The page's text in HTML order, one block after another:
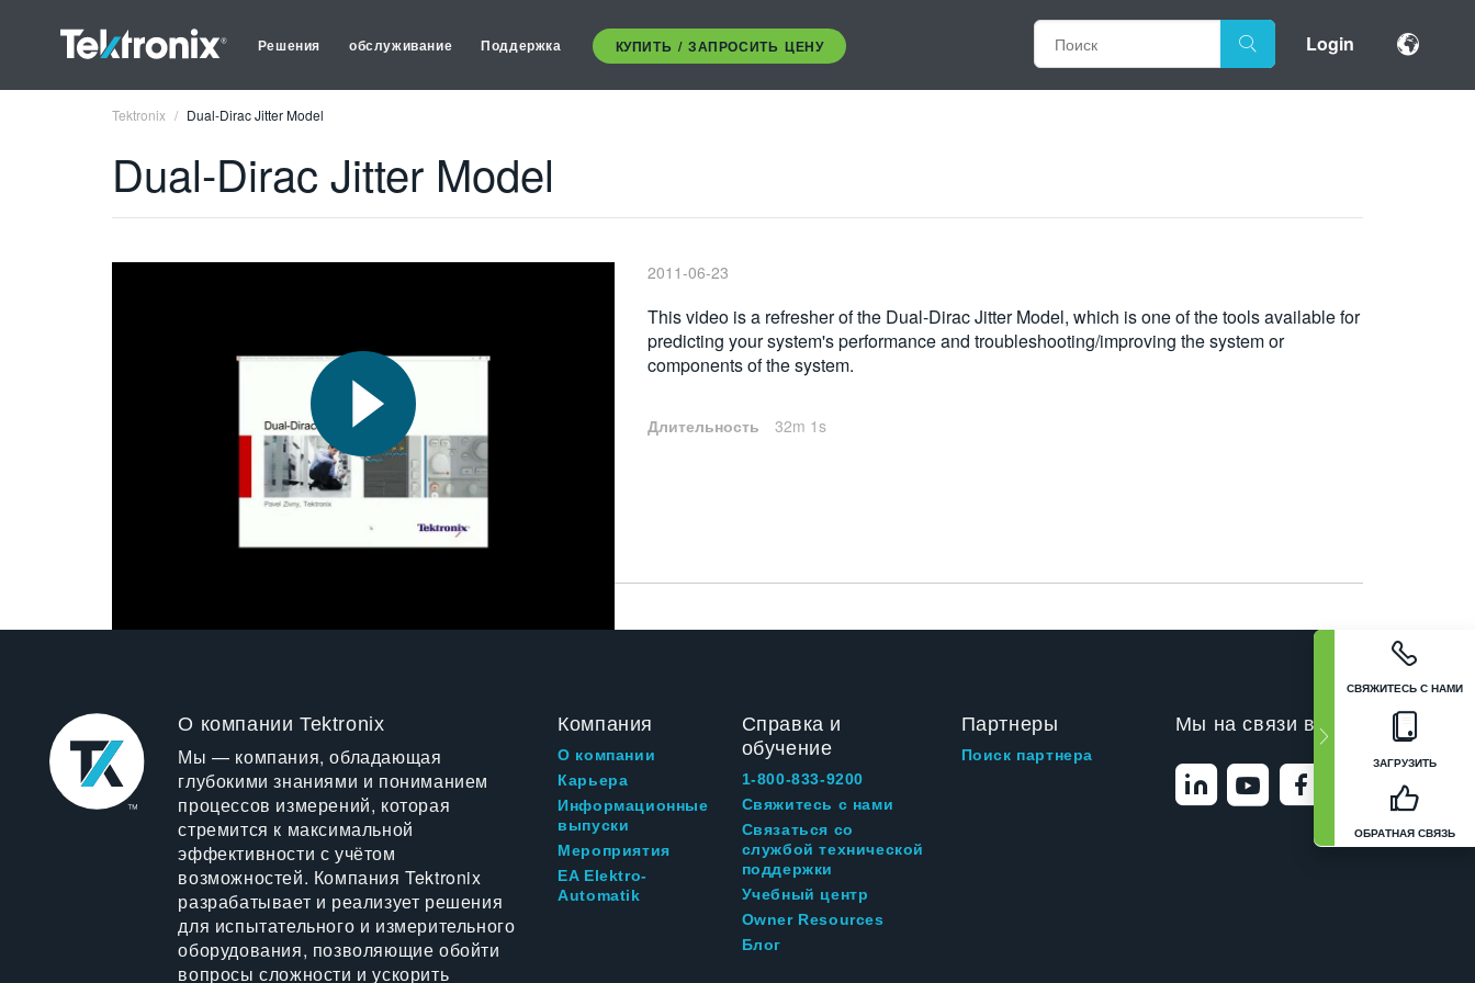
Решения обслуживание Поддержка КУПИТЬ / ЗАПРОСИТЬ ЦЕНУ Login
СВЯЖИТЕСЬ С НАМИ
ЗАГРУЗИТЬ
ОБРАТНАЯ СВЯЗЬ
Tektronix Dual-Dirac Jitter Model
Dual-Dirac Jitter Model
2011-06-23
This video is a refresher of the Dual-Dirac Jitter Model, which is one of the tools available for
predicting your system's performance and troubleshooting/improving the system or
components of the system.
Длительность 32m 1s
О компании Tektronix
Мы — компания, обладающая
глубокими знаниями и пониманием
процессов измерений, которая
стремится к максимальной
эффективности с учётом
возможностей. Компания Tektronix
разрабатывает и реализует решения
для испытательного и измерительного
оборудования, позволяющие обойти
вопросы сложности и ускорить
Компания
О компании
Карьера
Информационные
выпуски
Мероприятия
EA Elektro-
Automatik
Справка и
обучение
1-800-833-9200
Свяжитесь с нами
Связаться со
службой технической
поддержки
Учебный центр
Owner Resources
Блог
Партнеры
Поиск партнера
Мы на связи в